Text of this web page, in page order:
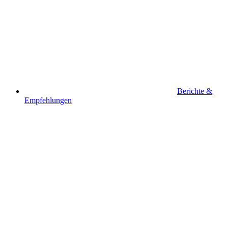
Berichte &
Empfehlungen